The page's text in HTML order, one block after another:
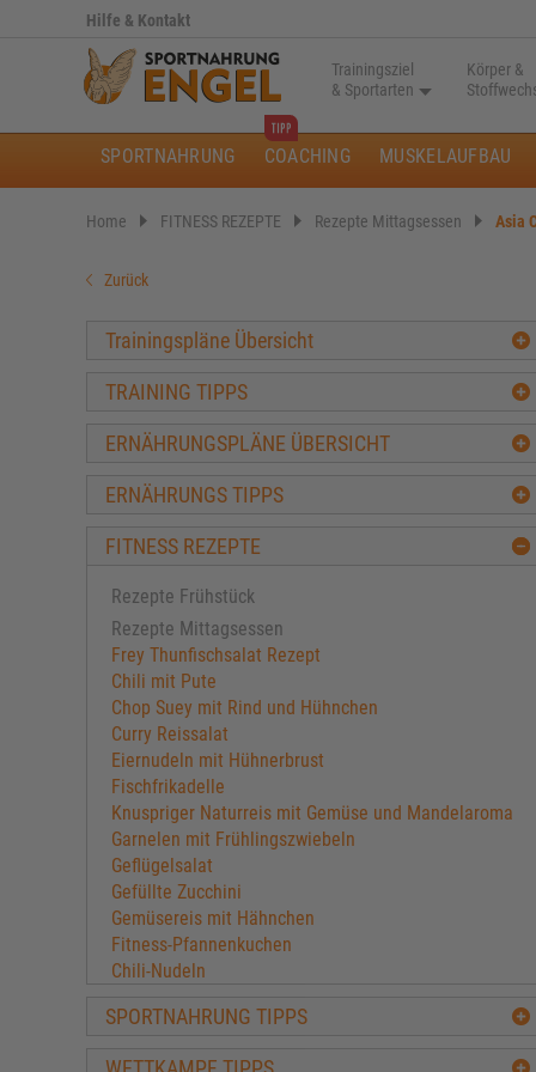
Hilfe & Kontakt
Trainingsziel
& Sportarten
Körper &
SPORTNAHRUNG COACHING MUSKELAUFBAU
Home FITNESS REZEPTE Rezepte Mittagsessen Asia
Zurück
Trainingspläne Übersicht
TRAINING TIPPS
ERNÄHRUNGSPLÄNE ÜBERSICHT
ERNÄHRUNGS TIPPS
FITNESS REZEPTE
Rezepte Frühstück
Rezepte Mittagsessen
Frey Thunfischsalat Rezept
Chili mit Pute
Chop Suey mit Rind und Hühnchen
Curry Reissalat
Eiernudeln mit Hühnerbrust
Fischfrikadelle
Knuspriger Naturreis mit Gemüse und Mandelaroma
Garnelen mit Frühlingszwiebeln
Geflügelsalat
Gefüllte Zucchini
Gemüsereis mit Hähnchen
Fitness-Pfannenkuchen
Chili-Nudeln
Hack-Burger
SPORTNAHRUNG TIPPS